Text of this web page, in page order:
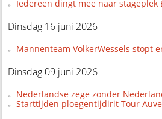
Iedereen dingt mee naar stageplek
Dinsdag 16 juni 2026
Mannenteam VolkerWessels stopt
Dinsdag 09 juni 2026
Nederlandse zege zonder
Starttijden ploegentijdirit Tour